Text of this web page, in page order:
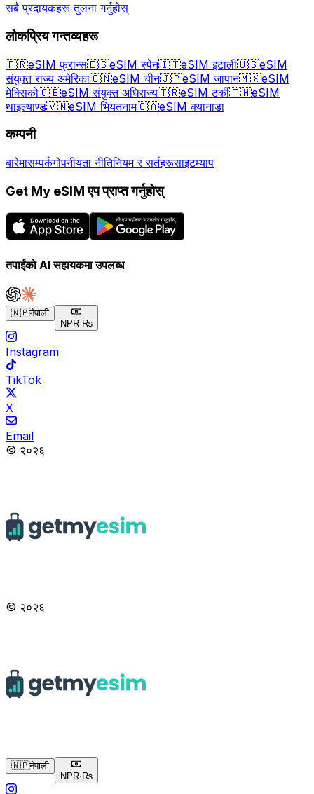
सबै प्रदायकहरू तुलना गर्नुहोस्
लोकप्रिय गन्तव्यहरू
🇫🇷eSIM फ्रान्स🇪🇸eSIM स्पेन🇮🇹eSIM इटाली🇺🇸eSIM
संयुक्त राज्य अमेरिका🇨🇳eSIM चीन🇯🇵eSIM जापान🇲🇽eSIM
मेक्सिको🇬🇧eSIM संयुक्त अधिराज्य🇹🇷eSIM टर्की🇹🇭eSIM
थाइल्याण्ड🇻🇳eSIM भियतनाम🇨🇦eSIM क्यानाडा
कम्पनी
बारेमासम्पर्कगोपनीयता नीतिनियम र सर्तहरूसाइटम्याप
Get My eSIM एप प्राप्त गर्नुहोस्
तपाईंको AI सहायकमा उपलब्ध
🇳🇵नेपाली
NPR· ₨
Instagram
TikTok
X
Email
© २०२६
© २०२६
🇳🇵नेपाली
NPR· ₨